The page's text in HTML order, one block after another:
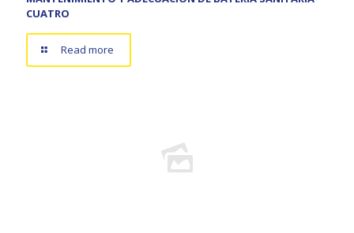
CUATRO
Read more